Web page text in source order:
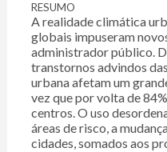
RESUMO
A realidade climática
globais impuseram
administrador público.
transtornos advindos
urbana afetam um
vez que por volta de
centros. O uso
áreas de risco, a
cidades, somados aos